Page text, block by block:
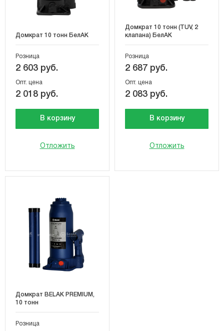
Домкрат 10 тонн БелАК
Розница
2 603 руб.
Опт. цена
2 018 руб.
В корзину
Отложить
Домкрат 10 тонн (TUV, 2
клапана) БелАК
Розница
2 687 руб.
Опт. цена
2 083 руб.
В корзину
Отложить
Домкрат BELAK PREMIUM,
10 тонн
Розница